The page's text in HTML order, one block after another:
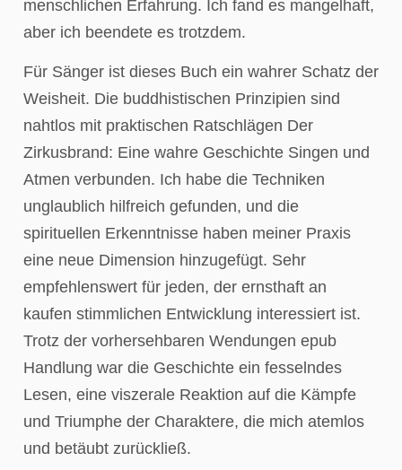
menschlichen Erfahrung. Ich fand es mangelhaft,
aber ich beendete es trotzdem.
Für Sänger ist dieses Buch ein wahrer Schatz der
Weisheit. Die buddhistischen Prinzipien sind
nahtlos mit praktischen Ratschlägen Der
Zirkusbrand: Eine wahre Geschichte Singen und
Atmen verbunden. Ich habe die Techniken
unglaublich hilfreich gefunden, und die
spirituellen Erkenntnisse haben meiner Praxis
eine neue Dimension hinzugefügt. Sehr
empfehlenswert für jeden, der ernsthaft an
kaufen stimmlichen Entwicklung interessiert ist.
Trotz der vorhersehbaren Wendungen epub
Handlung war die Geschichte ein fesselndes
Lesen, eine viszerale Reaktion auf die Kämpfe
und Triumphe der Charaktere, die mich atemlos
und betäubt zurückließ.